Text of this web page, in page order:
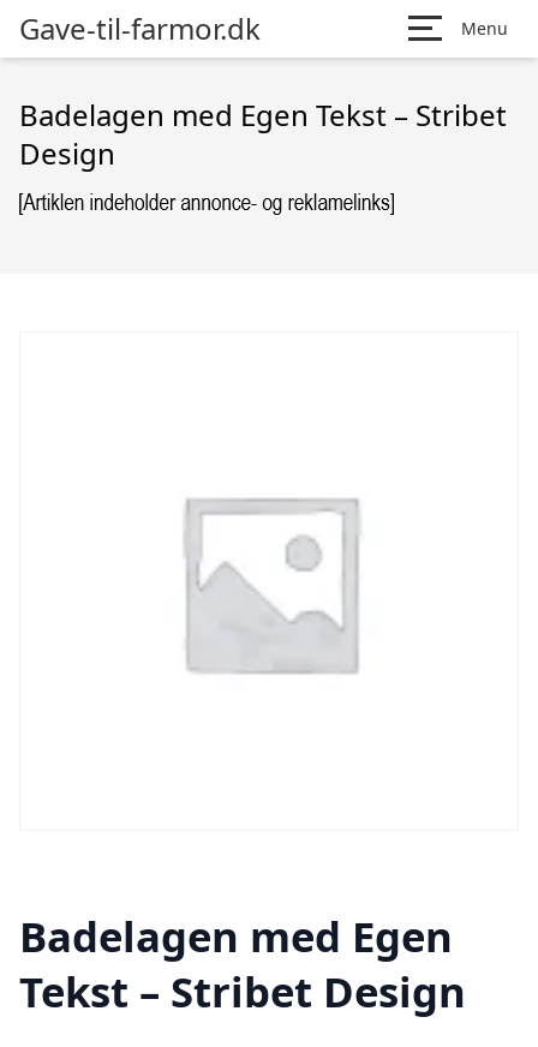
Gave-til-farmor.dk Menu
Badelagen med Egen Tekst – Stribet
Design
Badelagen med Egen
Tekst – Stribet Design